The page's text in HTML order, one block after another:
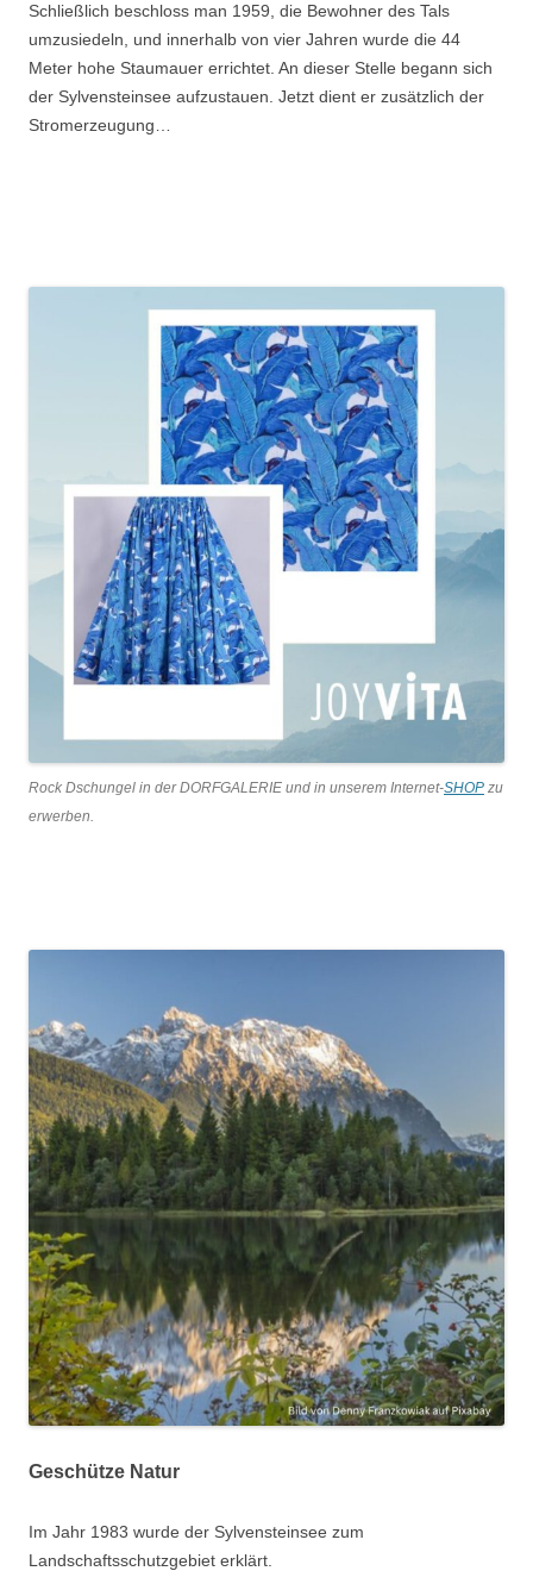
Schließlich beschloss man 1959, die Bewohner des Tals
umzusiedeln, und innerhalb von vier Jahren wurde die 44
Meter hohe Staumauer errichtet. An dieser Stelle begann sich
der Sylvensteinsee aufzustauen. Jetzt dient er zusätzlich der
Stromerzeugung…
Rock Dschungel in der DORFGALERIE und in unserem Internet-SHOP zu
erwerben.
Geschütze Natur
Im Jahr 1983 wurde der Sylvensteinsee zum
Landschaftsschutzgebiet erklärt.